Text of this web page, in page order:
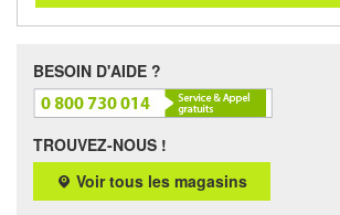
BESOIN D'AIDE ?
TROUVEZ-NOUS !
Voir tous les magasins